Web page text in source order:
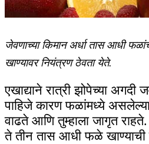
जेवणाच्या किमान अर्धा तास आधी
खाण्यावर नियंत्रण ठेवता येते.
एखाद्याने रात्री झोपेच्या
पाहिजे कारण फळांमध्ये
वाढते आणि तुम्हाला जागृत राहते.
ते तीन तास आधी फळे खाण्याची